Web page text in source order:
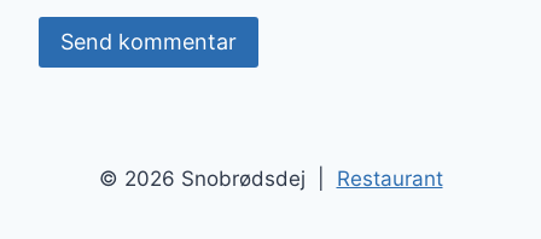
© 2026 Snobrødsdej | Restaurant